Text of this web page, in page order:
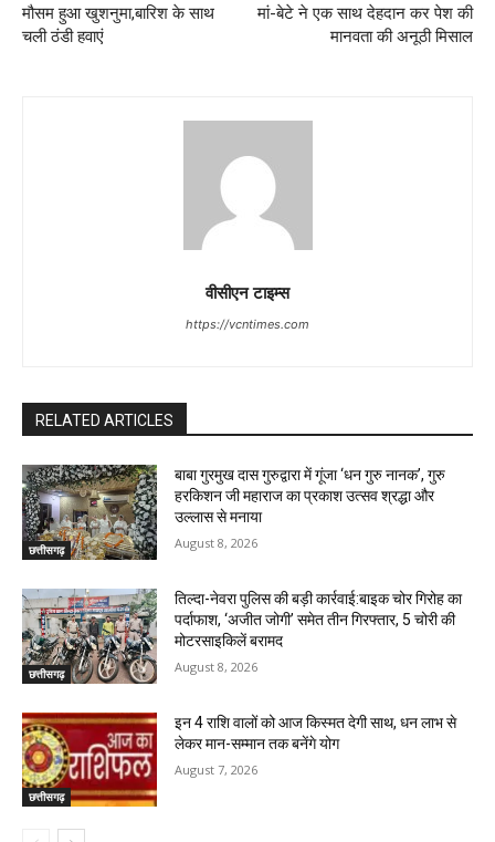
मौसम हुआ खुशनुमा,बारिश के साथ
चली ठंडी हवाएं
मां-बेटे ने एक साथ देहदान कर पेश की
मानवता की अनूठी मिसाल
वीसीएन टाइम्स
https://vcntimes.com
RELATED ARTICLES
छत्तीसगढ़
बाबा गुरमुख दास गुरुद्वारा में गूंजा ‘धन गुरु नानक’, गुरु
हरकिशन जी महाराज का प्रकाश उत्सव श्रद्धा और
उल्लास से मनाया
August 8, 2026
छत्तीसगढ़
तिल्दा-नेवरा पुलिस की बड़ी कार्रवाई:बाइक चोर गिरोह का
पर्दाफाश, ‘अजीत जोगी’ समेत तीन गिरफ्तार, 5 चोरी की
मोटरसाइकिलें बरामद
August 8, 2026
छत्तीसगढ़
इन 4 राशि वालों को आज किस्मत देगी साथ, धन लाभ से
लेकर मान-सम्मान तक बनेंगे योग
August 7, 2026